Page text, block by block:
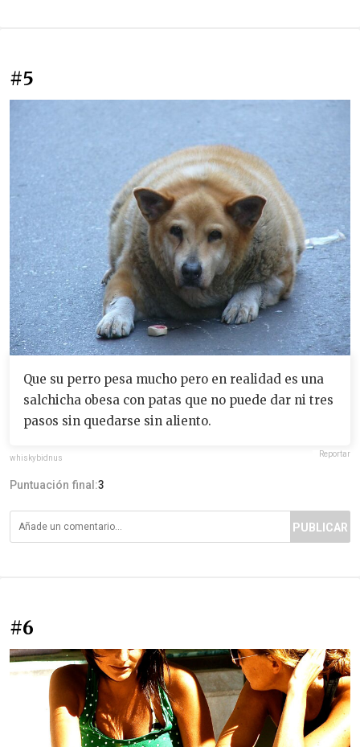
#5
Que su perro pesa mucho pero en realidad es una
salchicha obesa con patas que no puede dar ni tres
pasos sin quedarse sin aliento.
whiskybidnus Reportar
Puntuación final:3
PUBLICAR
#6